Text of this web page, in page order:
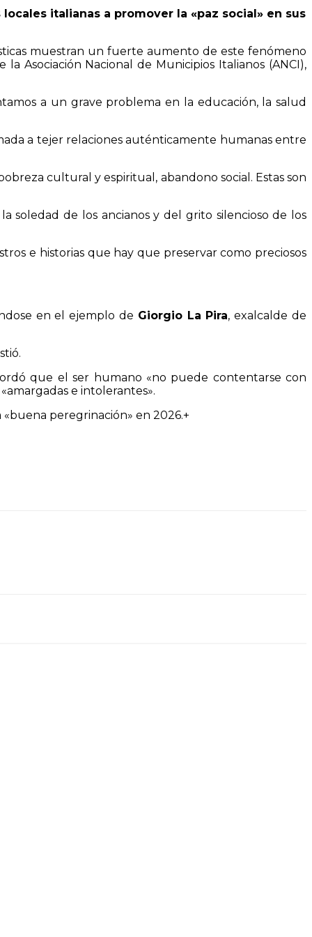
italianas a promover la «paz social» en sus
muestran un fuerte aumento de este fenómeno
Asociación Nacional de Municipios Italianos (ANCI),
a un grave problema en la educación, la salud
a tejer relaciones auténticamente humanas entre
cultural y espiritual, abandono social. Estas son
soledad de los ancianos y del grito silencioso de los
e historias que hay que preservar como preciosos
en el ejemplo de Giorgio La Pira, exalcalde de
que el ser humano «no puede contentarse con
e intolerantes».
peregrinación» en 2026.+